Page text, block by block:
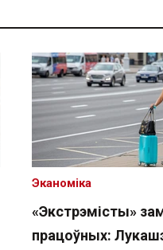
«Экстрэмісты»
працоўных:
Эканоміка